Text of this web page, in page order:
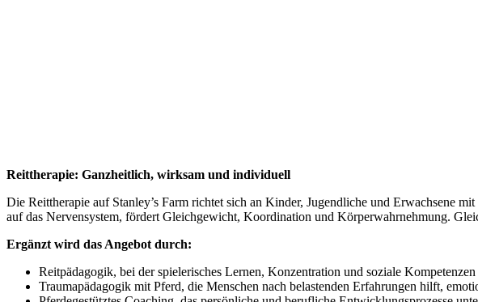
Reittherapie: Ganzheitlich, wirksam und individuell
Die Reittherapie auf Stanley’s Farm richtet sich an Kinder, Jugendliche und Erwachsene
auf das Nervensystem, fördert Gleichgewicht, Koordination und Körperwahrnehmung.
Ergänzt wird das Angebot durch:
Reitpädagogik, bei der spielerisches Lernen, Konzentration und soziale
Traumapädagogik mit Pferd, die Menschen nach belastenden Erfahrungen hilft,